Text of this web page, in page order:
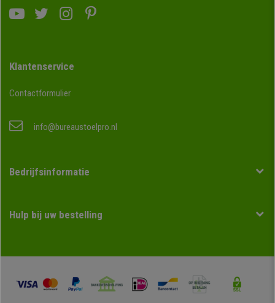
Klantenservice
Contactformulier
info@bureaustoelpro.nl
Bedrijfsinformatie
Hulp bij uw bestelling